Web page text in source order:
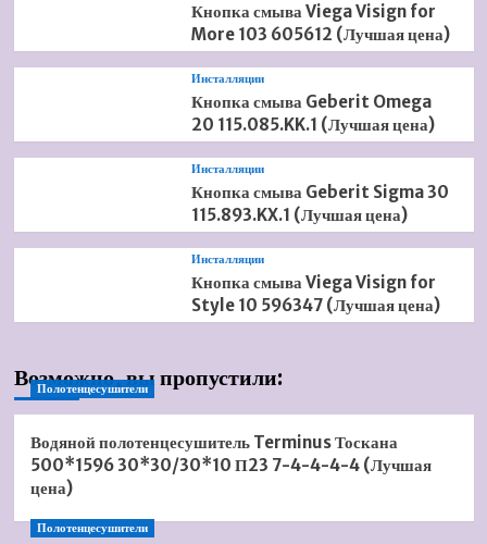
Кнопка смыва Viega Visign for
More 103 605612 (Лучшая цена)
Инсталляции
Кнопка смыва Geberit Omega
20 115.085.KK.1 (Лучшая цена)
Инсталляции
Кнопка смыва Geberit Sigma 30
115.893.KX.1 (Лучшая цена)
Инсталляции
Кнопка смыва Viega Visign for
Style 10 596347 (Лучшая цена)
Возможно, вы пропустили:
Полотенцесушители
Водяной полотенцесушитель Terminus Тоскана
500*1596 30*30/30*10 П23 7-4-4-4-4 (Лучшая
цена)
Полотенцесушители